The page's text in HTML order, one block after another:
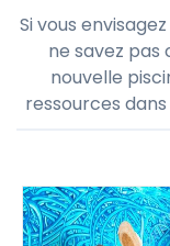
Si vous
ne savez
nouvelle
ressources